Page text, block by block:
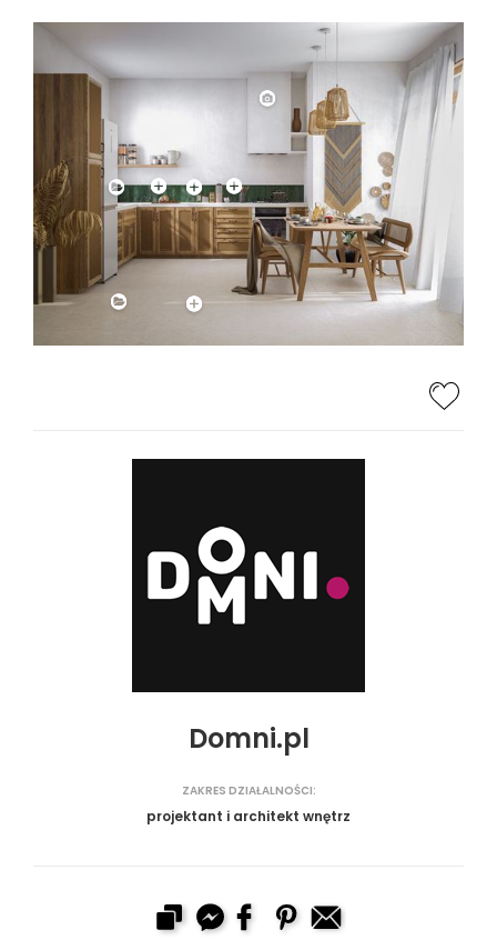
Domni.pl
ZAKRES DZIAŁALNOŚCI:
projektant i architekt wnętrz